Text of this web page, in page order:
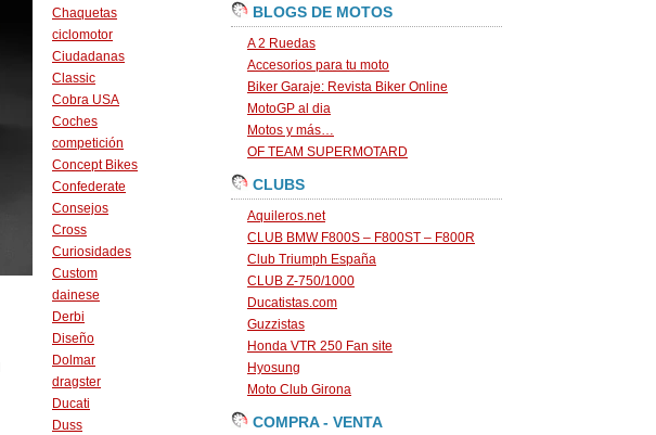
Chaquetas
ciclomotor
Ciudadanas
Classic
Cobra USA
Coches
competición
Concept Bikes
Confederate
Consejos
Cross
Curiosidades
Custom
dainese
Derbi
Diseño
Dolmar
dragster
Ducati
Duss
BLOGS DE MOTOS
A 2 Ruedas
Accesorios para tu moto
Biker Garaje: Revista Biker Online
MotoGP al dia
Motos y más…
OF TEAM SUPERMOTARD
CLUBS
Aquileros.net
CLUB BMW F800S – F800ST – F800R
Club Triumph España
CLUB Z-750/1000
Ducatistas.com
Guzzistas
Honda VTR 250 Fan site
Hyosung
Moto Club Girona
COMPRA - VENTA